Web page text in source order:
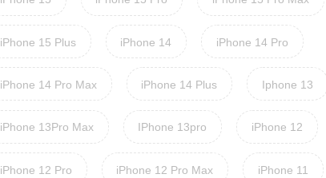
iPhone 15 Plus iPhone 14 iPhone 14 Pro
iPhone 14 Pro Max iPhone 14 Plus Iphone 13
iPhone 13Pro Max IPhone 13pro iPhone 12
iPhone 12 Pro iPhone 12 Pro Max iPhone 11